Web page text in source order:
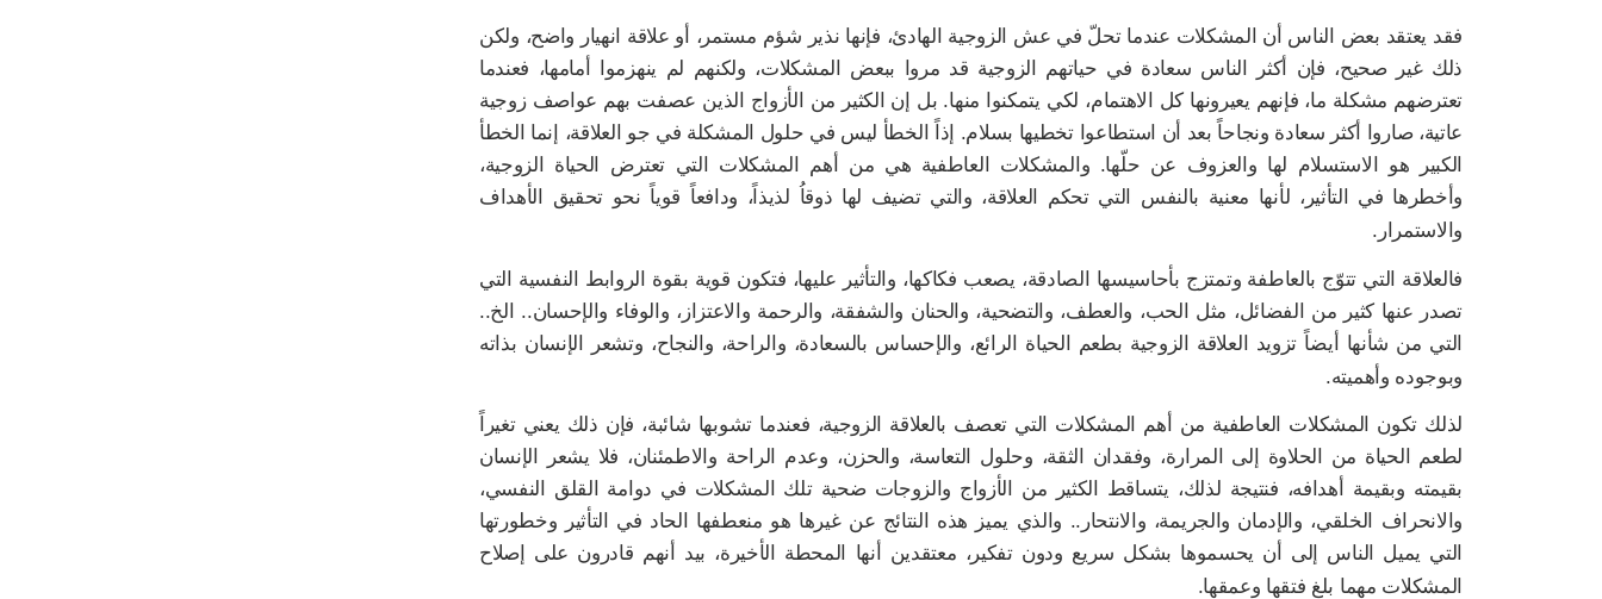
فقد يعتقد بعض الناس أن المشكلات عندما تحلّ في عش الزوجية الهادئ، فإنها نذير شؤم مستمر، أو علاقة انهيار واضح، ولكن
ذلك غير صحيح، فإن أكثر الناس سعادة في حياتهم الزوجية قد مروا ببعض المشكلات، ولكنهم لم ينهزموا أمامها، فعندما
تعترضهم مشكلة ما، فإنهم يعيرونها كل الاهتمام، لكي يتمكنوا منها. بل إن الكثير من الأزواج الذين عصفت بهم عواصف زوجية
عاتية، صاروا أكثر سعادة ونجاحاً بعد أن استطاعوا تخطيها بسلام. إذاً الخطأ ليس في حلول المشكلة في جو العلاقة، إنما الخطأ
الكبير هو الاستسلام لها والعزوف عن حلّها. والمشكلات العاطفية هي من أهم المشكلات التي تعترض الحياة الزوجية،
وأخطرها في التأثير، لأنها معنية بالنفس التي تحكم العلاقة، والتي تضيف لها ذوقاُ لذيذاً، ودافعاً قوياً نحو تحقيق الأهداف
والاستمرار.
فالعلاقة التي تتوّج بالعاطفة وتمتزج بأحاسيسها الصادقة، يصعب فكاكها، والتأثير عليها، فتكون قوية بقوة الروابط النفسية التي
تصدر عنها كثير من الفضائل، مثل الحب، والعطف، والتضحية، والحنان والشفقة، والرحمة والاعتزاز، والوفاء والإحسان.. الخ..
التي من شأنها أيضاً تزويد العلاقة الزوجية بطعم الحياة الرائع، والإحساس بالسعادة، والراحة، والنجاح، وتشعر الإنسان بذاته
وبوجوده وأهميته.
لذلك تكون المشكلات العاطفية من أهم المشكلات التي تعصف بالعلاقة الزوجية، فعندما تشوبها شائبة، فإن ذلك يعني تغيراً
لطعم الحياة من الحلاوة إلى المرارة، وفقدان الثقة، وحلول التعاسة، والحزن، وعدم الراحة والاطمئنان، فلا يشعر الإنسان
بقيمته وبقيمة أهدافه، فنتيجة لذلك، يتساقط الكثير من الأزواج والزوجات ضحية تلك المشكلات في دوامة القلق النفسي،
والانحراف الخلقي، والإدمان والجريمة، والانتحار.. والذي يميز هذه النتائج عن غيرها هو منعطفها الحاد في التأثير وخطورتها
التي يميل الناس إلى أن يحسموها بشكل سريع ودون تفكير، معتقدين أنها المحطة الأخيرة، بيد أنهم قادرون على إصلاح
المشكلات مهما بلغ فتقها وعمقها.